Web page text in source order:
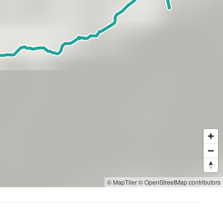
© MapTiler© OpenStreetMap contributors